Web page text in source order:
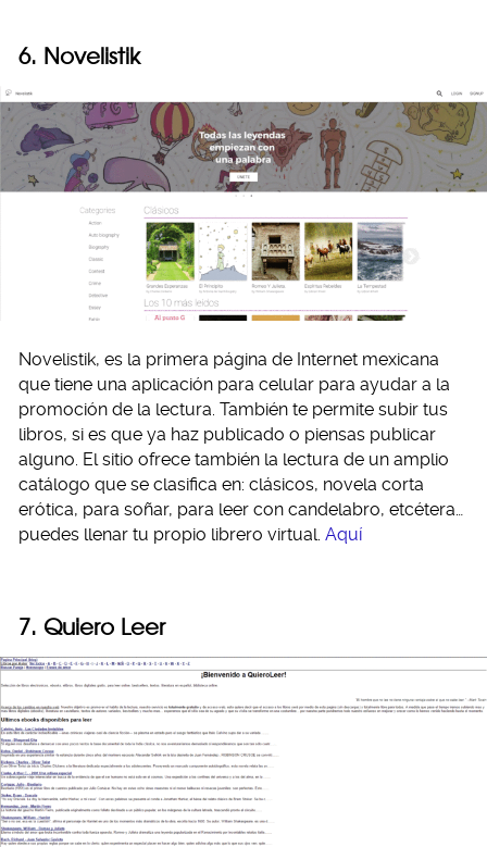
6. Novelistik
Novelistik, es la primera página de Internet mexicana
que tiene una aplicación para celular para ayudar a la
promoción de la lectura. También te permite subir tus
libros, si es que ya haz publicado o piensas publicar
alguno. El sitio ofrece también la lectura de un amplio
catálogo que se clasifica en: clásicos, novela corta
erótica, para soñar, para leer con candelabro, etcétera…
puedes llenar tu propio librero virtual. Aquí
7. Quiero Leer